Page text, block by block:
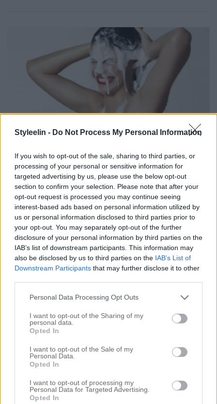
Styleelin - Do Not Process My Personal Information
If you wish to opt-out of the sale, sharing to third parties, or
processing of your personal or sensitive information for
targeted advertising by us, please use the below opt-out
section to confirm your selection. Please note that after your
opt-out request is processed you may continue seeing
interest-based ads based on personal information utilized by
us or personal information disclosed to third parties prior to
your opt-out. You may separately opt-out of the further
disclosure of your personal information by third parties on the
IAB’s list of downstream participants. This information may
also be disclosed by us to third parties on the IAB’s List of
Downstream Participants that may further disclose it to other
Personal Data Processing Opt Outs
I want to opt-out of the Sharing of my
personal data.
Opted In
I want to opt-out of the Sale of my
Personal Data.
Opted In
I want to opt-out of processing my
Personal Data for Targeted Advertising.
Opted In
HUR OFTA SKA DU TVÄTTA HÅRET –
1 april 2018, 22:21
Photo:REX Features Hej vänner! Nu ni, nu kommer
ett inlägg om att tvätta håret, i en standard
långläsning al’a Elin – har ni saknat det?! Detta är
en ständig fråga som många kämpar med varje dag.
Ni vet nog redan min filosofi, sunt förnuft och lagom
är alltid bäst. Det är så att alla har […]